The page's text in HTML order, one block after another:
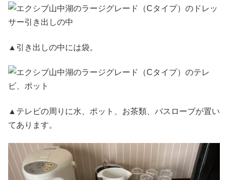
▲引き出しの中には袋。
▲テレビの周りに水、ポット、お茶類、バスローブが置い
てあります。